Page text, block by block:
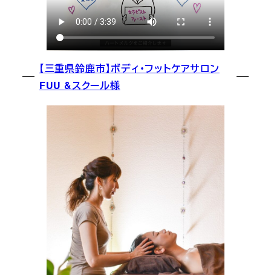
【三重県鈴鹿市】ボディ・フットケアサロン
FUU &スクール様